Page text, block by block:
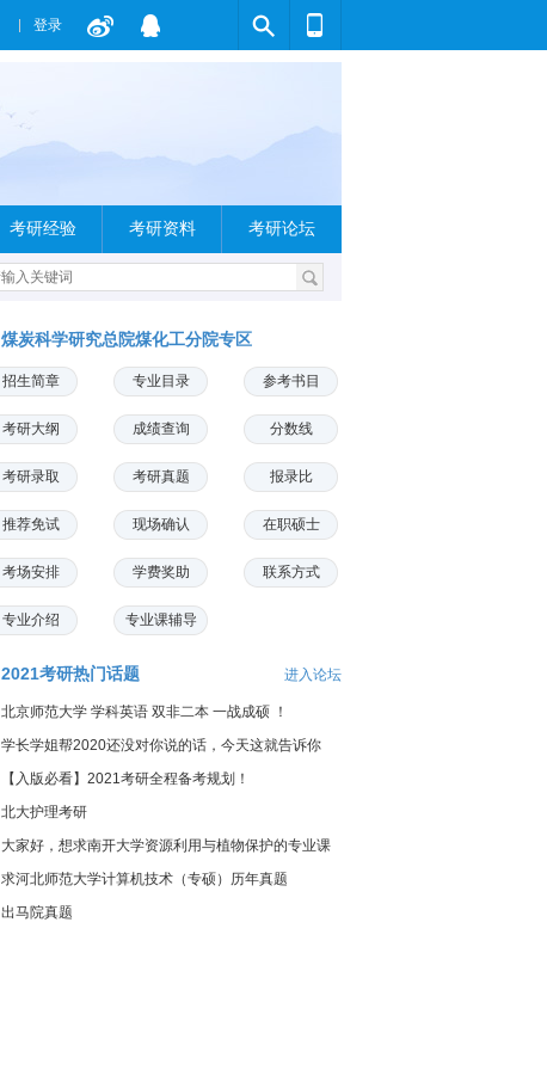
登录
考研经验 考研资料 考研论坛
煤炭科学研究总院煤化工分院专区
招生简章 专业目录 参考书目
考研大纲 成绩查询 分数线
考研录取 考研真题 报录比
推荐免试 现场确认 在职硕士
考场安排 学费奖助 联系方式
专业介绍 专业课辅导
2021考研热门话题 进入论坛
北京师范大学 学科英语 双非二本 一战成硕 ！
学长学姐帮2020还没对你说的话，今天这就告诉你
【入版必看】2021考研全程备考规划！
北大护理考研
大家好，想求南开大学资源利用与植物保护的专业课
资料...
求河北师范大学计算机技术（专硕）历年真题
出马院真题